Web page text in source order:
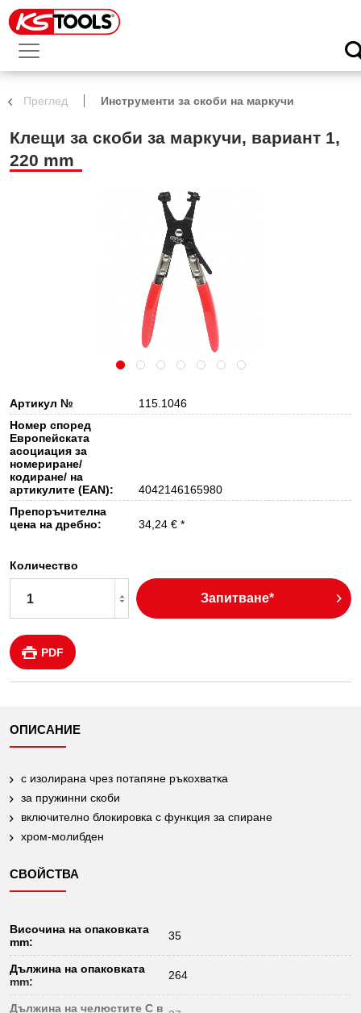
Преглед Инструменти за скоби на маркучи
Клещи за скоби за маркучи, вариант 1,
220 mm
Артикул №
115.1046
Номер според
Европейската
асоциация за
номериране/
кодиране/ на
артикулите (EAN):
4042146165980
Препоръчителна
цена на дребно:
34,24 € *
Количество
Запитване*
PDF
ОПИСАНИЕ
с изолирана чрез потапяне ръкохватка
за пружинни скоби
включително блокировка с функция за спиране
хром-молибден
СВОЙСТВА
Височина на опаковката
mm:
35
Дължина на опаковката
mm:
264
Дължина на челюстите C в